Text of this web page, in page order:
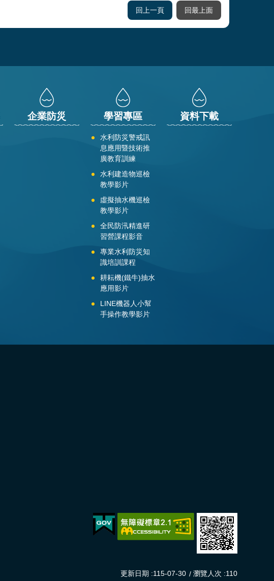
回上一頁 回最上面
企業防災 學習專區
水利防災警戒訊
息應用暨技術推
廣教育訓練
水利建造物巡檢
教學影片
虛擬抽水機巡檢
教學影片
全民防汛精進研
習營課程影音
專業水利防災知
識培訓課程
耕耘機(鐵牛)抽水
應用影片
LINE機器人小幫
手操作教學影片
資料下載
更新日期 115-07-30 瀏覽人次 110